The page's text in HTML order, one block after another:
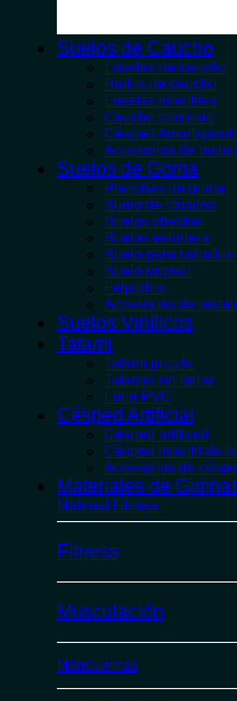
Suelos de Caucho
Losetas de caucho
Rollos de caucho
Losetas infantiles
Caucho contínuo
Césped
Accesorios de
Suelos de Goma
Planchas de goma
Suelo de círculos
Suelos checker
Suelos estribera
Suelo para caballos
Suelo rugoso
Felpudos
Accesorios de
Suelos Vinílicos
Tatami
Tatami puzzle
Tatamis sin forrar
Lona PVC
Césped Artificial
Césped artificial
Césped infantil de
Accesorios de
Materiales de
Material Fitness
Fitness
Musculación
Mancuernas